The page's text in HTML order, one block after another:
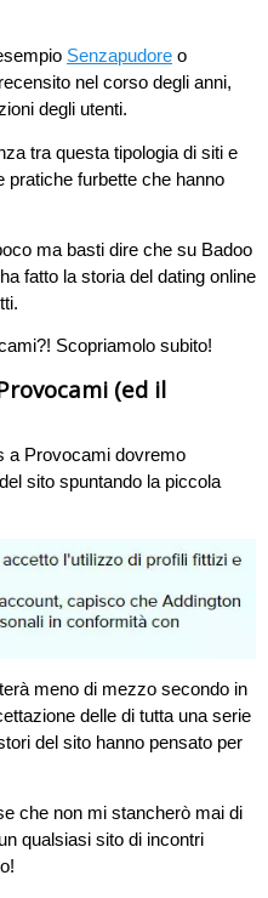
Senzapudore o
nel corso degli anni,
degli utenti.
tra questa tipologia di siti e
pratiche furbette che hanno
ma basti dire che su Badoo
fatto la storia del dating online
Scopriamolo subito!
(ed il
a Provocami dovremo
sito spuntando la piccola
meno di mezzo secondo in
delle di tutta una serie
del sito hanno pensato per
che non mi stancherò mai di
qualsiasi sito di incontri